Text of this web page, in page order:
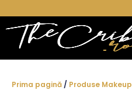
content
Prima pagină / Produse Makeup